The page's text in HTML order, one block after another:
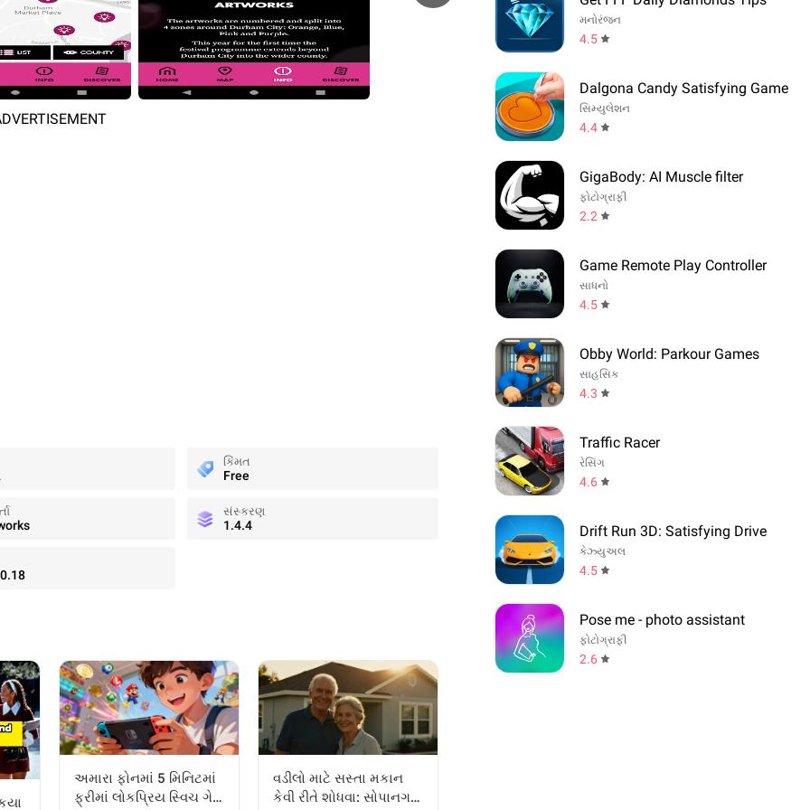
કિંમત
Free
સંસ્કરણ
1.4.4
અમારા ફોનમાં 5 મિનિટમાં
ફ્રીમાં લોકપ્રિય સ્વિચ ગેમ
વડીલો માટે સસ્તા મકાન
કેવી રીતે શોધવા: સોપાનગત
મનોરંજન
4.5
Dalgona Candy Satisfying Game
સિમ્યુલેશન
4.4
GigaBody: AI Muscle filter
ફોટોગ્રાફી
2.2
Game Remote Play Controller
સાધનો
4.5
Obby World: Parkour Games
સાહસિક
4.3
Traffic Racer
રેસિંગ
4.6
Drift Run 3D: Satisfying Drive
કેઝ્યુઅલ
4.5
Pose me - photo assistant
ફોટોગ્રાફી
2.6